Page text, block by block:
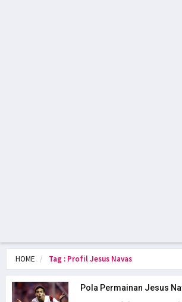
HOME Tag : Profil Jesus Navas
Pola Permainan Jesus